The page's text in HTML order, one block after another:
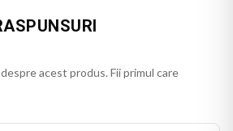
acest produs. Fii primul care